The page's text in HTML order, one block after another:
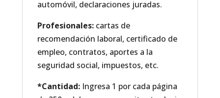
automóvil, declaraciones juradas.
Profesionales: cartas de
recomendación laboral, certificado de
empleo, contratos, aportes a la
seguridad social, impuestos, etc.
*Cantidad:Ingresa 1 por cada página